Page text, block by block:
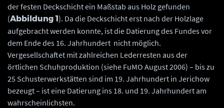
der festen Deckschicht ein Maßstab aus Holz gefunden
(Abbildung 1). Da die Deckschicht erst nach der Holzlage
aufgebracht werden konnte, ist die Datierung des Fundes vor
dem Ende des 16. Jahrhundert nicht möglich.
Vergesellschaftet mit zahlreichen Lederresten aus der
örtlichen Schuhproduktion (siehe FuMO August 2006) – bis zu
25 Schusterwerkstätten sind im 19. Jahrhundert in Jerichow
bezeugt – ist eine Datierung ins 18. und 19. Jahrhundert am
wahrscheinlichsten.